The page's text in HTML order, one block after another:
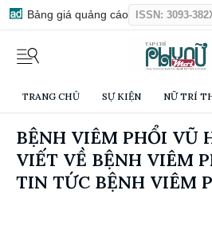
Bảng giá quảng cáo ISSN: 3093-
TRANG CHỦ SỰ KIỆN NỮ TRÍ
BỆNH VIÊM PHỔI VŨ
VIẾT VỀ BỆNH VIÊM
TIN TỨC BỆNH VIÊM